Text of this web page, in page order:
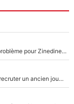
Michael Olise : Pierre Ménès annonce un premier problème pour Zinedine Zidane en équipe de France
«C’est un très bon choix» : L'OM fait une offre pour recruter un ancien joueur du PSG... et c'est validé dans l'After Foot !